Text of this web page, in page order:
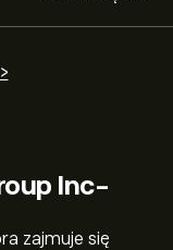
Inc-
zajmuje się